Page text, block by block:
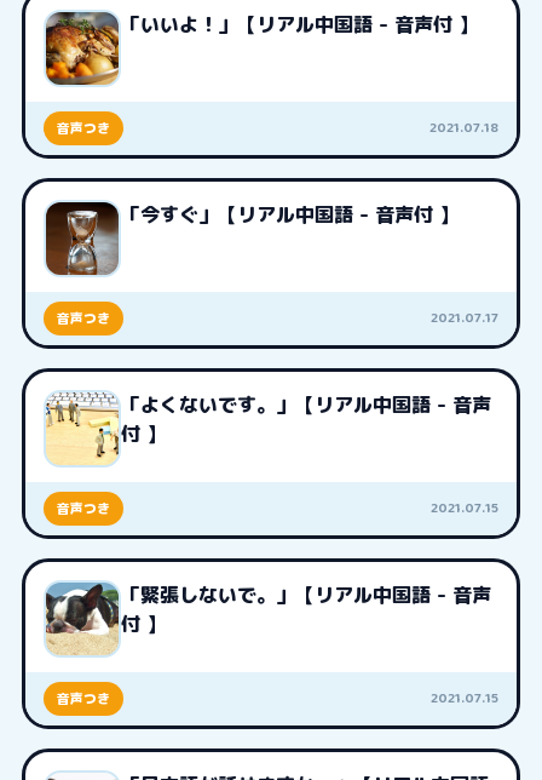
「いいよ！」【リアル中国語 - 音声付 】
音声つき 2021.07.18
「今すぐ」【リアル中国語 - 音声付 】
音声つき 2021.07.17
「よくないです。」【リアル中国語 - 音声
付 】
音声つき 2021.07.15
「緊張しないで。」【リアル中国語 - 音声
付 】
音声つき 2021.07.15